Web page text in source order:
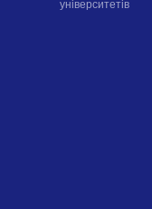
університетів